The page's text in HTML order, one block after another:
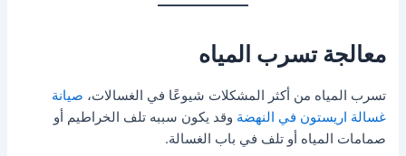
معالجة تسرب المياه
تسرب المياه من أكثر المشكلات شيوعًا في الغسالات، صيانة
غسالة اريستون في النهضة وقد يكون سببه تلف الخراطيم أو
صمامات المياه أو تلف في باب الغسالة.